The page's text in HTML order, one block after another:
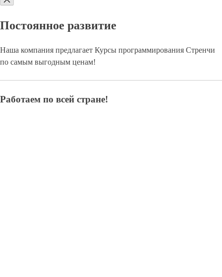
Постоянное развитие
Наша компания предлагает Курсы программирования Стренчи
по самым выгодным ценам!
Работаем по всей стране!